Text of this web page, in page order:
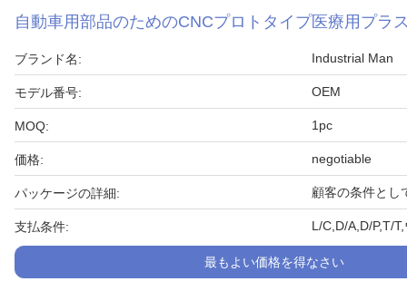
自動車用部品のためのCNCプロトタイプ医療用プラ
ブランド名: Industrial Man
モデル番号: OEM
MOQ: 1pc
価格: negotiable
パッケージの詳細: 顧客の条件とし
支払条件: L/C,D/A,D/P,T/
最もよい価格を得なさい